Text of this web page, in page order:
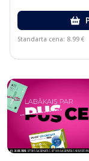
Standarta cena: 8.99 €